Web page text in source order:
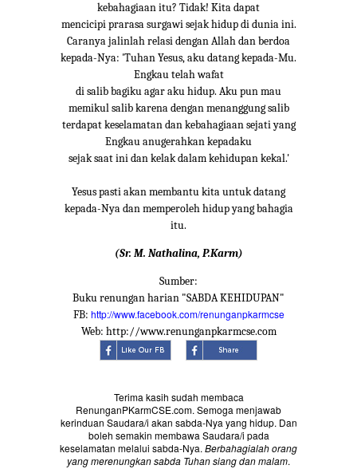
kebahagiaan itu? Tidak! Kita dapat
mencicipi prarasa surgawi sejak hidup di dunia ini.
Caranya jalinlah relasi dengan Allah dan berdoa
kepada-Nya: 'Tuhan Yesus, aku datang kepada-Mu.
Engkau telah wafat
di salib bagiku agar aku hidup. Aku pun mau
memikul salib karena dengan menanggung salib
terdapat keselamatan dan kebahagiaan sejati yang
Engkau anugerahkan kepadaku
sejak saat ini dan kelak dalam kehidupan kekal.'
Yesus pasti akan membantu kita untuk datang
kepada-Nya dan memperoleh hidup yang bahagia
itu.
(Sr. M. Nathalina, P.Karm)
Sumber:
Buku renungan harian "SABDA KEHIDUPAN"
FB: http://www.facebook.com/renunganpkarmcse
Web: http://www.renunganpkarmcse.com
Terima kasih sudah membaca
RenunganPKarmCSE.com. Semoga menjawab
kerinduan Saudara/i akan sabda-Nya yang hidup. Dan
boleh semakin membawa Saudara/i pada
keselamatan melalui sabda-Nya. Berbahagialah orang
yang merenungkan sabda Tuhan siang dan malam.